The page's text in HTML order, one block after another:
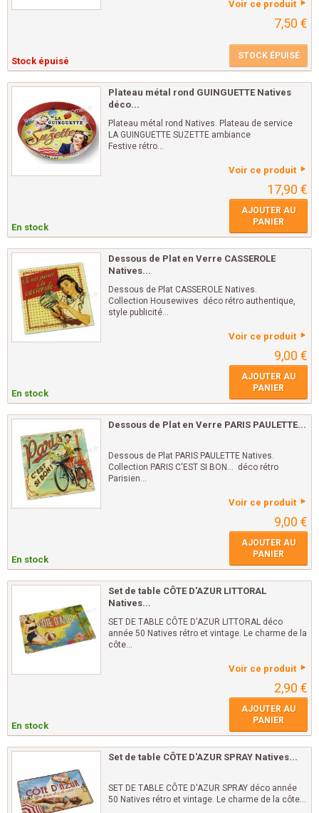
Voir ce produit
7,50 €
Stock épuisé STOCK ÉPUISÉ
Plateau métal rond GUINGUETTE Natives
déco...
Plateau métal rond Natives. Plateau de service
LA GUINGUETTE SUZETTE ambiance
Festive rétro...
Voir ce produit
17,90 €
En stock
AJOUTER AU
PANIER
Dessous de Plat en Verre CASSEROLE
Natives...
Dessous de Plat CASSEROLE Natives.
Collection Housewives déco rétro authentique,
style publicité...
Voir ce produit
9,00 €
En stock
AJOUTER AU
PANIER
Dessous de Plat en Verre PARIS PAULETTE...
Dessous de Plat PARIS PAULETTE Natives.
Collection PARIS C'EST SI BON... déco rétro
Parisien...
Voir ce produit
9,00 €
En stock
AJOUTER AU
PANIER
Set de table CÔTE D'AZUR LITTORAL
Natives...
SET DE TABLE CÔTE D'AZUR LITTORAL déco
année 50 Natives rétro et vintage. Le charme de la
côte...
Voir ce produit
2,90 €
En stock
AJOUTER AU
PANIER
Set de table CÔTE D'AZUR SPRAY Natives...
SET DE TABLE CÔTE D'AZUR SPRAY déco année
50 Natives rétro et vintage. Le charme de la côte...